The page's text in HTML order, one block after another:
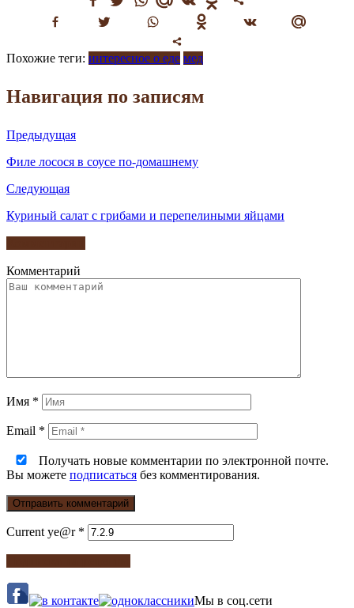
Похожие теги: интересное о еде мед
Навигация по записям
Предыдущая
Филе лосося в соусе по-домашнему
Следующая
Куриный салат с грибами и перепелиными яйцами
Комментарий
Имя *
Email *
Получать новые комментарии по электронной почте.
Вы можете подписаться без комментирования.
Current ye@r *
Мы в соц.сети